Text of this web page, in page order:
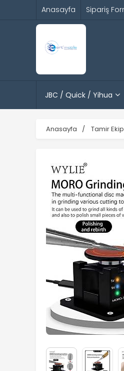
Anasayfa Sipariş
JBC / Quick / Yihua
Anasayfa Tamir